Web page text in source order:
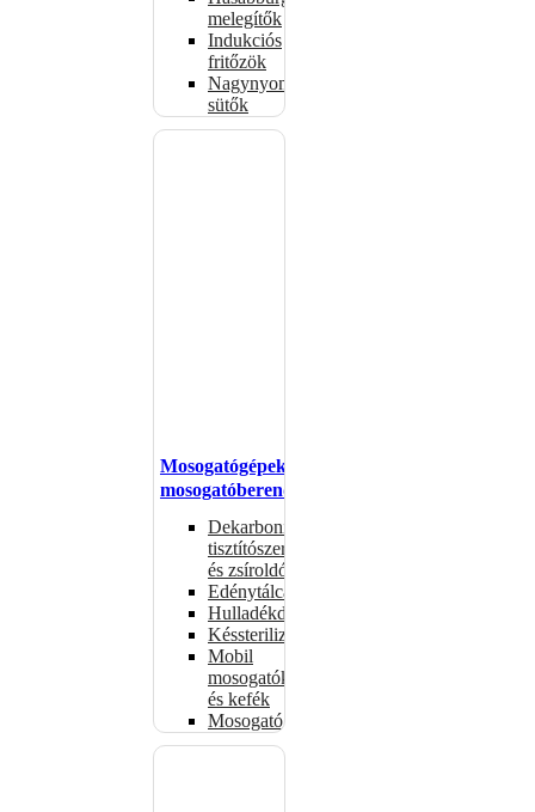
melegítők
Indukciós
fritőzök
Nagynyomású
sütők
Mosogatógépek,
mosogatóberendezések
Dekarbonizáló
tisztítószerek
és zsíroldók
Edénytálcák
Hulladékdarálók
Késsterilizátorok
Mobil
mosogatók
és kefék
Mosogatógépkosarak